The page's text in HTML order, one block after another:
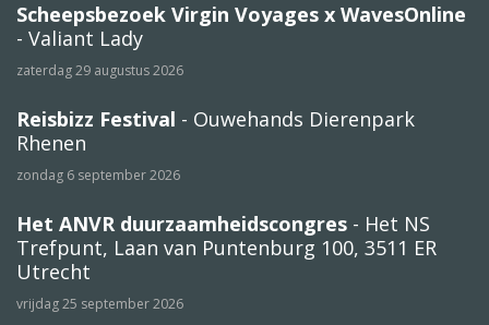
Scheepsbezoek Virgin Voyages x WavesOnline
- Valiant Lady
zaterdag 29 augustus 2026
Reisbizz Festival - Ouwehands Dierenpark
Rhenen
zondag 6 september 2026
Het ANVR duurzaamheidscongres - Het NS
Trefpunt, Laan van Puntenburg 100, 3511 ER
Utrecht
vrijdag 25 september 2026